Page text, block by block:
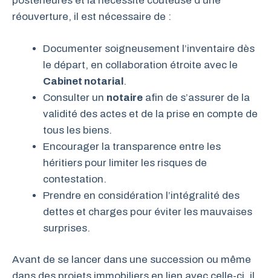
réouverture, il est nécessaire de :
Documenter soigneusement l’inventaire dès
le départ, en collaboration étroite avec le
Cabinet notarial.
Consulter un notaire afin de s’assurer de la
validité des actes et de la prise en compte de
tous les biens.
Encourager la transparence entre les
héritiers pour limiter les risques de
contestation.
Prendre en considération l’intégralité des
dettes et charges pour éviter les mauvaises
surprises.
Avant de se lancer dans une succession ou même